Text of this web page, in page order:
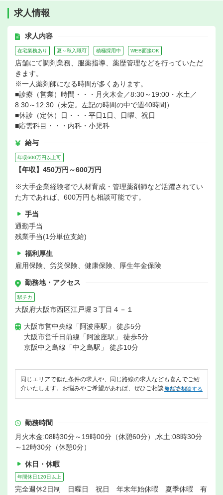
求人情報
求人内容
在宅業務あり 夏～秋入職可 積極採用中 WEB面接OK
店舗にて調剤業務、服薬指導、薬歴管理などを行っていただ
きます。
※一人薬剤師になる時間が多くあります。
■診療（営業）時間・・・月火木金／8:30～19:00・水土／
8:30～12:30（未定。左記の時間の中で週40時間）
■休診（定休）日・・・平日1日、日曜、祝日
■応需科目・・・内科・小児科
給与
年収600万円以上可
【年収】450万円～600万円
※大手企業経験者で人材育成・管理薬剤師など活躍されてい
た方であれば、600万円も相談可能です。
手当
通勤手当
残業手当(1分単位支給)
福利厚生
雇用保険、労災保険、健康保険、厚生年金保険
勤務地・アクセス
駅チカ
大阪府大阪市西区江戸堀３丁目４－１
大阪市営中央線「阿波座駅」 徒歩5分
大阪市営千日前線「阿波座駅」 徒歩5分
京阪中之島線「中之島駅」 徒歩10分
同じエリアで似た条件の求人や、同じ路線の求人なども喜んでご紹
介いたします。お悩みやご希望があれば、ぜひご相談ください。
無料で相談する
勤務時間
月火木金:08時30分～19時00分（休憩60分）,水土:08時30分
～12時30分（休憩0分）
休日・休暇
年間休日120日以上
完全週休2日制 日曜日 祝日 年末年始休暇 夏季休暇 有